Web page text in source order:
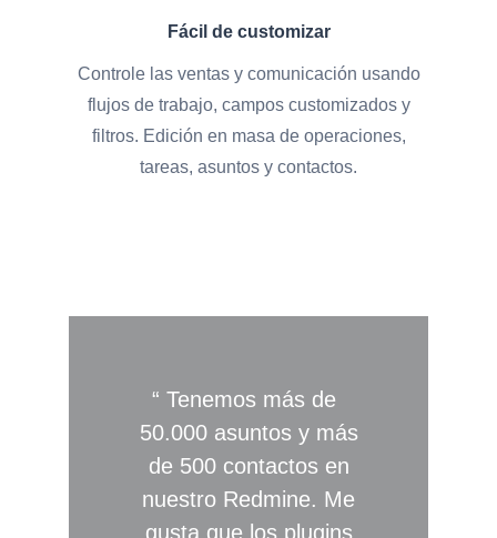
Fácil de customizar
Controle las ventas y comunicación usando
flujos de trabajo, campos customizados y
filtros. Edición en masa de operaciones,
tareas, asuntos y contactos.
Tenemos más de
50.000 asuntos y más
de 500 contactos en
nuestro Redmine. Me
gusta que los plugins